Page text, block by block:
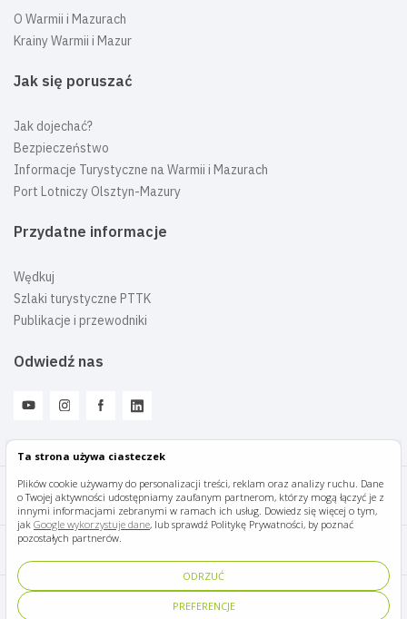
Ta strona używa ciasteczek
Plików cookie używamy do personalizacji treści, reklam oraz analizy ruchu. Dane
o Twojej aktywności udostępniamy zaufanym partnerom, którzy mogą łączyć je z
innymi informacjami zebranymi w ramach ich usług. Dowiedz się więcej o tym,
jak Google wykorzystuje dane, lub sprawdź Politykę Prywatności, by poznać
pozostałych partnerów.
ODRZUĆ
PREFERENCJE
O Warmii i Mazurach
Krainy Warmii i Mazur
Jak się poruszać
Jak dojechać?
Bezpieczeństwo
Informacje Turystyczne na Warmii i Mazurach
Port Lotniczy Olsztyn-Mazury
Przydatne informacje
Wędkuj
Szlaki turystyczne PTTK
Publikacje i przewodniki
Odwiedź nas
Mazury Travel © 2026
Polityka prywatności